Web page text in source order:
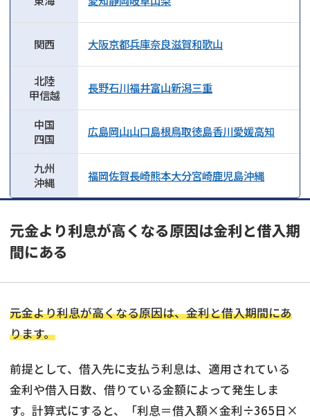
関西 大阪京都兵庫奈良滋賀和歌山
北陸
甲信越
長野石川福井富山新潟三重
中国
四国
広島岡山山口島根鳥取徳島香川愛媛高知
九州
沖縄
福岡佐賀長崎熊本大分宮崎鹿児島沖縄
元金より利息が高くなる原因は金利と借入期
間にある
元金より利息が高くなる原因は、金利と借入期間にあ
ります。
前提として、借入先に支払う利息は、適用されている
金利や借入日数、借りている金額によって発生しま
す。計算式にすると、「利息＝借入額×金利÷365日×